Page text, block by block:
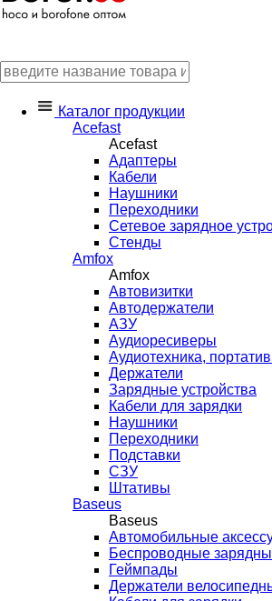
Каталог продукции
Acefast
Acefast
Адаптеры
Кабели
Наушники
Переходники
Сетевое зарядное
Стенды
Amfox
Amfox
Автовизитки
Автодержатели
АЗУ
Аудиоресиверы
Аудиотехника,
Держатели
Зарядные устройства
Кабели для зарядки
Наушники
Переходники
Подставки
СЗУ
Штативы
Baseus
Baseus
Автомобильные
Беспроводные
Геймпады
Держатели